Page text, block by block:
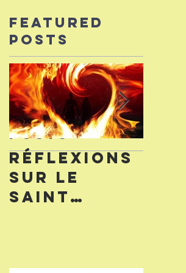
Featured
Posts
Recent
Posts
RÉFLEXIONS
SUR LE
SAINT